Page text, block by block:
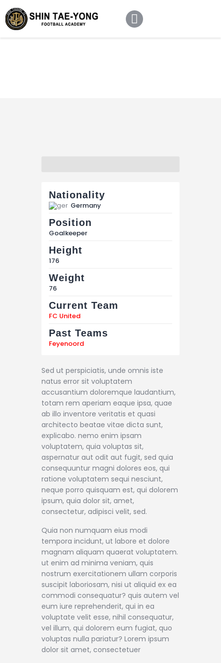
Home
About Us
Nationality
Germany
Position
Goalkeeper
Height
176
Weight
76
Current Team
FC United
Past Teams
Feyenoord
Sed ut perspiciatis, unde omnis iste
natus error sit voluptatem
accusantium doloremque laudantium,
totam rem aperiam eaque ipsa, quae
ab illo inventore veritatis et quasi
architecto beatae vitae dicta sunt,
explicabo. nemo enim ipsam
voluptatem, quia voluptas sit,
aspernatur aut odit aut fugit, sed quia
consequuntur magni dolores eos, qui
ratione voluptatem sequi nesciunt,
neque porro quisquam est, qui dolorem
ipsum, quia dolor sit, amet,
consectetur, adipisci velit, sed.
Quia non numquam eius modi
tempora incidunt, ut labore et dolore
magnam aliquam quaerat voluptatem.
ut enim ad minima veniam, quis
nostrum exercitationem ullam corporis
suscipit laboriosam, nisi ut aliquid ex ea
commodi consequatur? quis autem vel
eum iure reprehenderit, qui in ea
voluptate velit esse, nihil consequatur,
vel illum, qui dolorem eum fugiat, quo
voluptas nulla pariatur? Lorem ipsum
dolor sit amet, consectetuer